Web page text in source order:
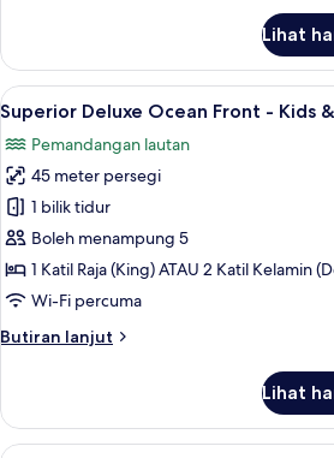
Bed
Honeymoon
Suite
Ocean
Front
-
King
Size
Bed
Lihat
Lihat
semua
foto
untuk
Superior
Deluxe
Ocean
Front
Kids
Free
8
Superior Deluxe Ocean Front - Kids
Pemandangan lautan
45 meter persegi
1 bilik tidur
Boleh menampung 5
1 Katil Raja (King) ATAU 2 Katil Kelamin
Wi-Fi percuma
Butiran lanjut
Butiran
Deluxe
Ocean
Lihat